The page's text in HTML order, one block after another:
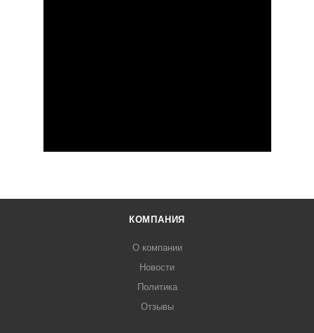
КОМПАНИЯ
О компании
Новости
Политика
Отзывы